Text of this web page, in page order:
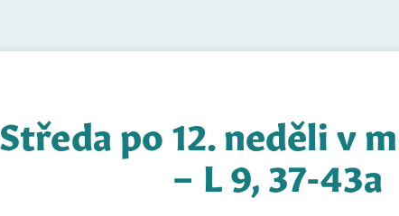
Středa po 12. neděli v
– L 9, 37-43a